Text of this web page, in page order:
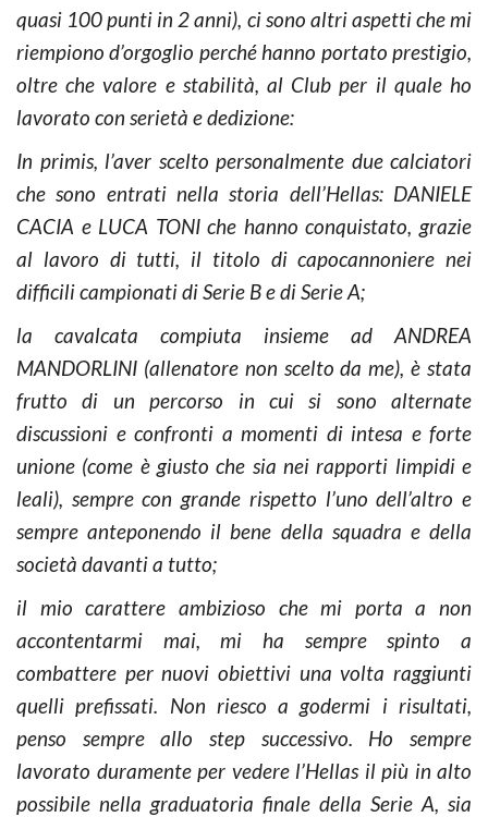
quasi 100 punti in 2 anni), ci sono altri aspetti che mi
riempiono d’orgoglio perché hanno portato prestigio,
oltre che valore e stabilità, al Club per il quale ho
lavorato con serietà e dedizione:
In primis, l’aver scelto personalmente due calciatori
che sono entrati nella storia dell’Hellas: DANIELE
CACIA e LUCA TONI che hanno conquistato, grazie
al lavoro di tutti, il titolo di capocannoniere nei
difficili campionati di Serie B e di Serie A;
la cavalcata compiuta insieme ad ANDREA
MANDORLINI (allenatore non scelto da me), è stata
frutto di un percorso in cui si sono alternate
discussioni e confronti a momenti di intesa e forte
unione (come è giusto che sia nei rapporti limpidi e
leali), sempre con grande rispetto l’uno dell’altro e
sempre anteponendo il bene della squadra e della
società davanti a tutto;
il mio carattere ambizioso che mi porta a non
accontentarmi mai, mi ha sempre spinto a
combattere per nuovi obiettivi una volta raggiunti
quelli prefissati. Non riesco a godermi i risultati,
penso sempre allo step successivo. Ho sempre
lavorato duramente per vedere l’Hellas il più in alto
possibile nella graduatoria finale della Serie A, sia